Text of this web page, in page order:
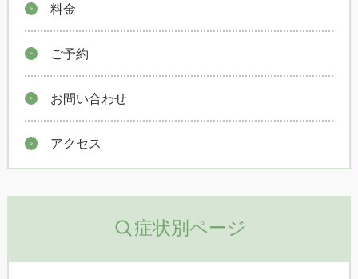
料金
ご予約
お問い合わせ
アクセス
症状別ページ